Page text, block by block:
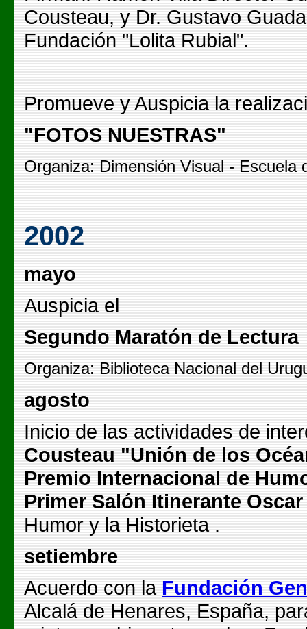
Cousteau, y Dr. Gustavo
Fundación "Lolita Rubial".
Promueve y Auspicia la
"FOTOS NUESTRAS"
Organiza: Dimensión Visual - Escuela
2002
mayo
Auspicia el
Segundo Maratón de Lectura
Organiza: Biblioteca Nacional del
agosto
Inicio de las actividades de
Cousteau "Unión de los
Premio Internacional de
Primer Salón Itinerante
Humor y la Historieta .
setiembre
Acuerdo con la Fundación
Alcalá de Henares, España,